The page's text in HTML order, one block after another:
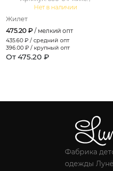
Нет в наличии
Жилет
475.20 ₽ / мелкий опт
435.60 ₽ / средний опт
396.00 ₽ / крупный опт
От 475.20 ₽
Фабрика
одежды